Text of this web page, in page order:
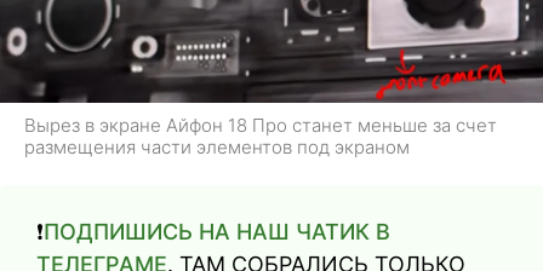
Вырез в экране Айфон 18 Про станет меньше за счет
размещения части элементов под экраном
❗️ПОДПИШИСЬ НА НАШ ЧАТИК В
ТЕЛЕГРАМЕ. ТАМ СОБРАЛИСЬ ТОЛЬКО